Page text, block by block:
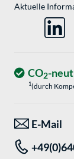
Aktuelle
CO2-
1(durch
E-Mail